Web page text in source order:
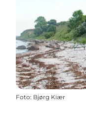
Foto: Bjørg Kiær